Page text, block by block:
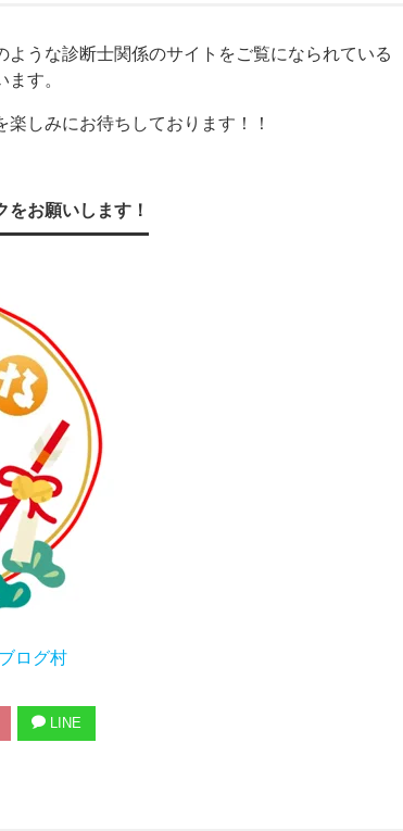
うな診断士関係のサイトをご覧になられている
す。
しみにお待ちしております！！
をお願いします！
ログ村
LINE